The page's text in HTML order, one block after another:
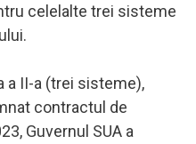
celelalte trei sisteme
a II-a (trei sisteme),
contractul de
Guvernul SUA a